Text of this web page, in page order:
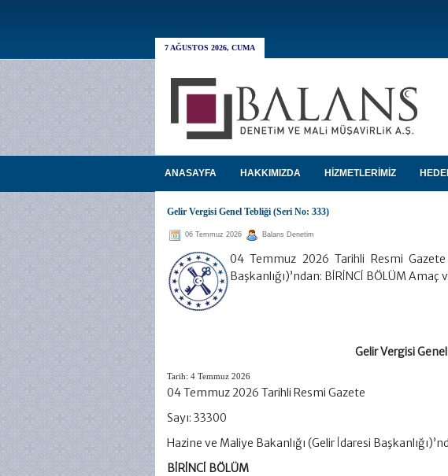
7 AĞUSTOS 2026, CUMA
ANASAYFA HAKKIMIZDA HİZMETLERİMİZ
Gelir Vergisi Genel Tebliği (Seri No: 333)
06 Temmuz 2026 Balans Denetim
04 Temmuz 2026 Tarihli Resmi Gazete
Başkanlığı)’ndan: BİRİNCİ BÖLÜM
Gelir Vergisi
Tarih: 4 Temmuz 2026
04 Temmuz 2026 Tarihli Resmi Gazete
Sayı: 33300
Hazine ve Maliye Bakanlığı (Gelir İdaresi
BİRİNCİ BÖLÜM